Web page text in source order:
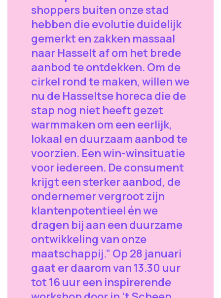
shoppers buiten onze stad
hebben die evolutie duidelijk
gemerkt en zakken massaal
naar Hasselt af om het brede
aanbod te ontdekken. Om de
cirkel rond te maken, willen we
nu de Hasseltse horeca die de
stap nog niet heeft gezet
warmmaken om een eerlijk,
lokaal en duurzaam aanbod te
voorzien. Een win-winsituatie
voor iedereen. De consument
krijgt een sterker aanbod, de
ondernemer vergroot zijn
klantenpotentieel én we
dragen bij aan een duurzame
ontwikkeling van onze
maatschappij.” Op 28 januari
gaat er daarom van 13.30 uur
tot 16 uur een inspirerende